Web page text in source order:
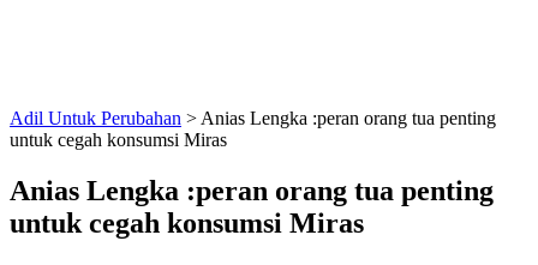
Adil Untuk Perubahan > Anias Lengka :peran orang tua penting
untuk cegah konsumsi Miras
Anias Lengka :peran orang tua penting
untuk cegah konsumsi Miras